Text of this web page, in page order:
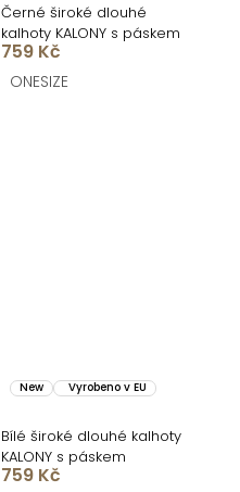
Černé široké dlouhé
kalhoty KALONY s páskem
759 Kč
ONESIZE
New Vyrobeno v EU
Bílé široké dlouhé kalhoty
KALONY s páskem
759 Kč